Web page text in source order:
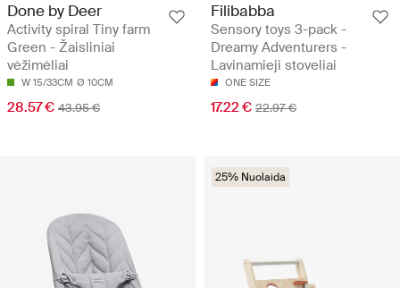
Done by Deer
Activity spiral Tiny farm
Green - Žaisliniai
vėžimėliai
W 15/33CM Ø 10CM
28.57 € 43.95 €
Filibabba
Sensory toys 3-pack -
Dreamy Adventurers -
Lavinamieji stoveliai
ONE SIZE
17.22 € 22.97 €
25% Nuolaida